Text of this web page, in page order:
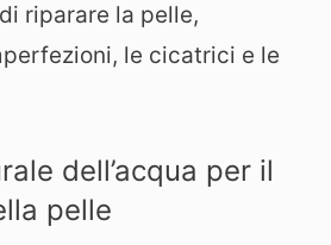
riparare la pelle,
le cicatrici e le
dell’acqua per il
pelle